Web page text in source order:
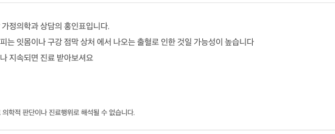
정의학과 상담의 홍인표입니다.
는 잇몸이나 구강 점막 상처 에서 나오는 출혈로 인한 것일 가능성이 높습니다
지속되면 진료 받아보셔요
학적 판단이나 진료행위로 해석될 수 없습니다.